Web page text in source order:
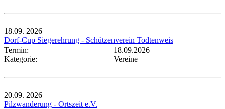
18.09. 2026
Dorf-Cup Siegerehrung - Schützenverein Todtenweis
Termin:
18.09.2026
Kategorie:
Vereine
20.09. 2026
Pilzwanderung - Ortszeit e.V.